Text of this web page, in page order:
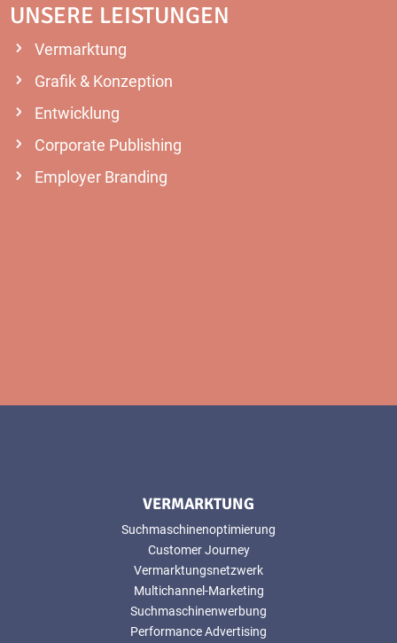
UNSERE LEISTUNGEN
Vermarktung
Grafik & Konzeption
Entwicklung
Corporate Publishing
Employer Branding
VERMARKTUNG
Suchmaschinenoptimierung
Customer Journey
Vermarktungsnetzwerk
Multichannel-Marketing
Suchmaschinenwerbung
Performance Advertising